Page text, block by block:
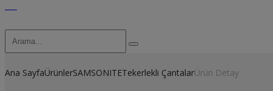
Ana SayfaÜrünlerSAMSONITETekerlekli ÇantalarÜrün Detay